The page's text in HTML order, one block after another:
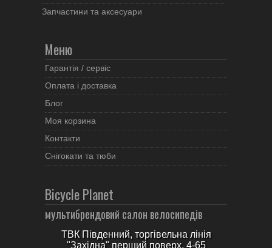
Запчастини та аксесуари
Меню
Гарантія / сервіс
Оплата і доставка
Блог
Моя корзина
Контакти
Снігокати та тюби
Bicycle Planet
мультибрендовий салон велосипедів
ТВК Південний, торгівельна лінія
"Західна" перший поверх, 4-65